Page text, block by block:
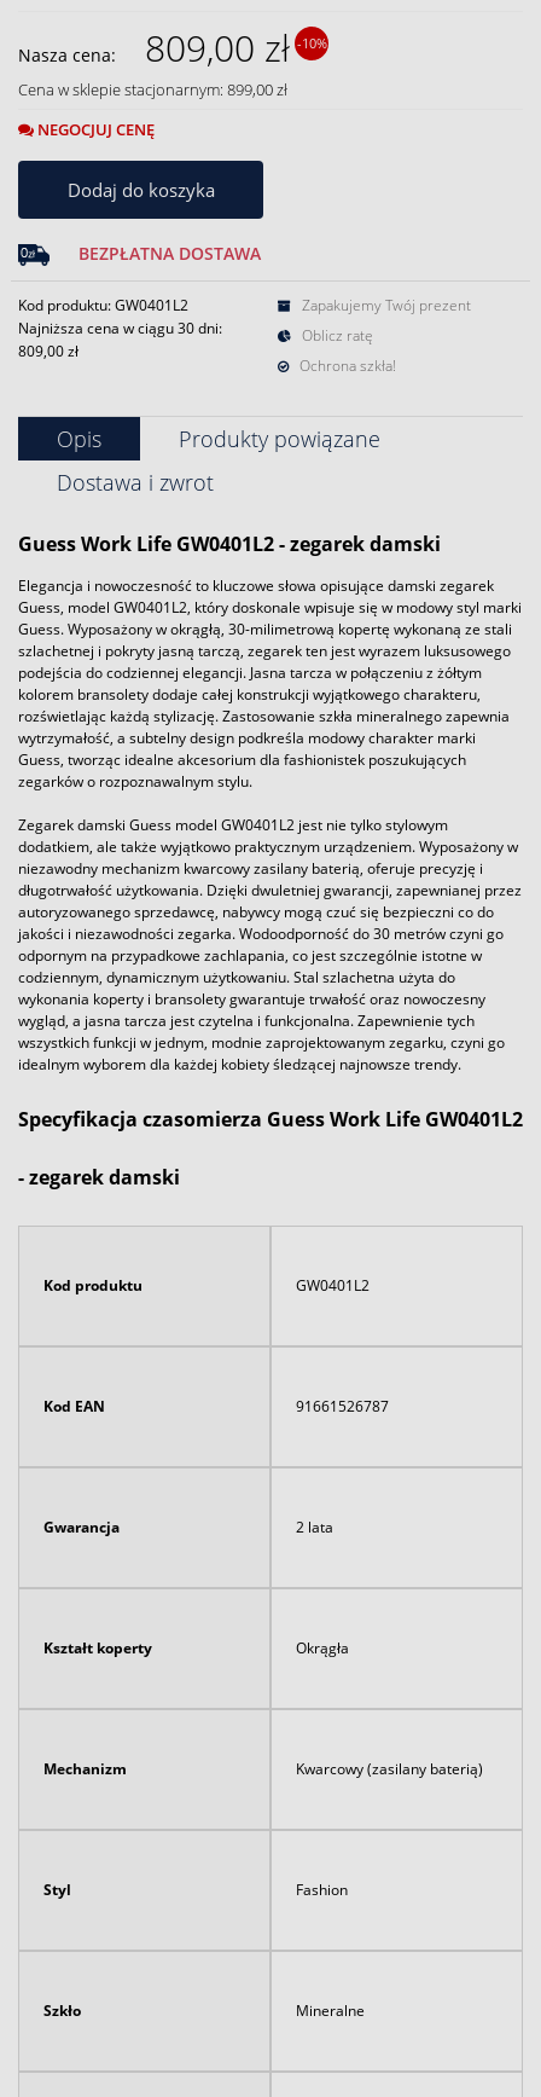
Nasza cena: 809,00 zł -10%
Cena w sklepie stacjonarnym: 899,00 zł
NEGOCJUJ CENĘ
Dodaj do koszyka
BEZPŁATNA DOSTAWA
Kod produktu: GW0401L2
Najniższa cena w ciągu 30 dni:
809,00 zł
Zapakujemy Twój prezent
Oblicz ratę
Ochrona szkła!
Opis
Produkty powiązane
Dostawa i zwrot
Guess Work Life GW0401L2 - zegarek damski
Elegancja i nowoczesność to kluczowe słowa opisujące damski zegarek
Guess, model GW0401L2, który doskonale wpisuje się w modowy styl marki
Guess. Wyposażony w okrągłą, 30-milimetrową kopertę wykonaną ze stali
szlachetnej i pokryty jasną tarczą, zegarek ten jest wyrazem luksusowego
podejścia do codziennej elegancji. Jasna tarcza w połączeniu z żółtym
kolorem bransolety dodaje całej konstrukcji wyjątkowego charakteru,
rozświetlając każdą stylizację. Zastosowanie szkła mineralnego zapewnia
wytrzymałość, a subtelny design podkreśla modowy charakter marki
Guess, tworząc idealne akcesorium dla fashionistek poszukujących
zegarków o rozpoznawalnym stylu.
Zegarek damski Guess model GW0401L2 jest nie tylko stylowym
dodatkiem, ale także wyjątkowo praktycznym urządzeniem. Wyposażony w
niezawodny mechanizm kwarcowy zasilany baterią, oferuje precyzję i
długotrwałość użytkowania. Dzięki dwuletniej gwarancji, zapewnianej przez
autoryzowanego sprzedawcę, nabywcy mogą czuć się bezpieczni co do
jakości i niezawodności zegarka. Wodoodporność do 30 metrów czyni go
odpornym na przypadkowe zachlapania, co jest szczególnie istotne w
codziennym, dynamicznym użytkowaniu. Stal szlachetna użyta do
wykonania koperty i bransolety gwarantuje trwałość oraz nowoczesny
wygląd, a jasna tarcza jest czytelna i funkcjonalna. Zapewnienie tych
wszystkich funkcji w jednym, modnie zaprojektowanym zegarku, czyni go
idealnym wyborem dla każdej kobiety śledzącej najnowsze trendy.
Specyfikacja czasomierza Guess Work Life GW0401L2
- zegarek damski
Kod produktu GW0401L2
Kod EAN 91661526787
Gwarancja 2 lata
Kształt koperty Okrągła
Mechanizm Kwarcowy (zasilany baterią)
Styl Fashion
Szkło Mineralne